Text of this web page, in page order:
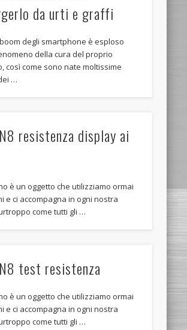
da urti e graffi
degli smartphone è esploso
della cura del proprio
così come sono nate moltissime
…
resistenza display ai
è un oggetto che utilizziamo ormai
e ci accompagna in ogni nostra
come tutti gli …
test resistenza
è un oggetto che utilizziamo ormai
e ci accompagna in ogni nostra
come tutti gli …